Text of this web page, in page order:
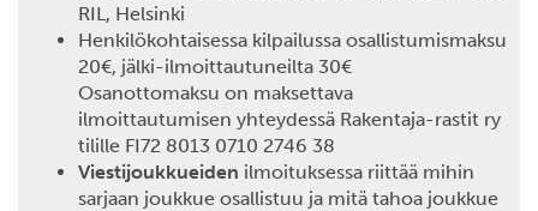
RIL, Helsinki
Henkilökohtaisessa kilpailussa osallistumismaksu
20€, jälki-ilmoittautuneilta 30€
Osanottomaksu on maksettava
ilmoittautumisen yhteydessä Rakentaja-rastit ry
tilille FI72 8013 0710 2746 38
Viestijoukkueiden ilmoituksessa riittää mihin
sarjaan joukkue osallistuu ja mitä tahoa joukkue